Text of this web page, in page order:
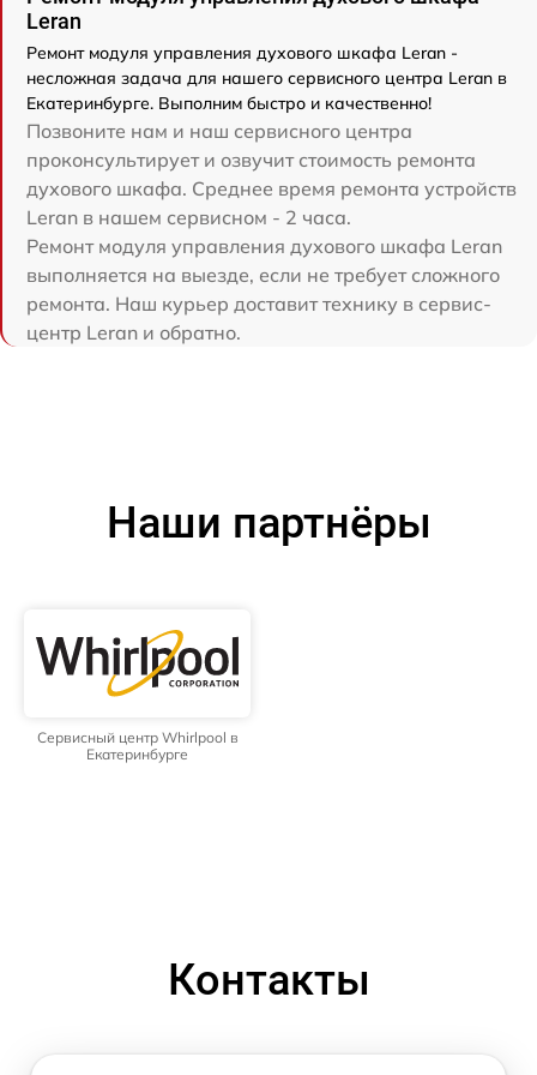
Leran
Ремонт модуля управления духового шкафа Leran -
несложная задача для нашего сервисного центра Leran в
Екатеринбурге. Выполним быстро и качественно!
Позвоните нам и наш сервисного центра
проконсультирует и озвучит стоимость ремонта
духового шкафа. Среднее время ремонта устройств
Leran в нашем сервисном - 2 часа.
Ремонт модуля управления духового шкафа Leran
выполняется на выезде, если не требует сложного
ремонта. Наш курьер доставит технику в сервис-
центр Leran и обратно.
Наши партнёры
Сервисный центр Whirlpool в
Екатеринбурге
Контакты